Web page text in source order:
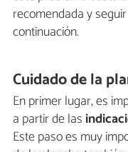
recomendada y
continuación.
Cuidado de la
En primer lugar, es
a partir de las
Este paso es muy